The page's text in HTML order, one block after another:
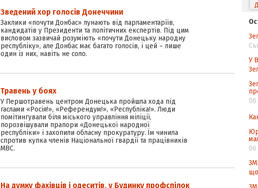
Зведений хор голосів Донеччини
Заклики «почути Донбас» лунають від парламентаріїв,
кандидатів у Президенти та політичних експертів. Під цим
висловом зазвичай розуміють «почути Донецьку народну
республіку», але Донбас має багато голосів, і цей – лише
один із них, навіть не соло.
Травень у боях
У Першотравень центром Донецька пройшла хода під
гаслами «Росія!», «Референдум!», «Республіка!». Люди
помітингували біля міського управління міліції,
порозвішували прапори «Донецької народної
республіки» і захопили обласну прокуратуру. Їм чинила
спротив купка членів Національної гвардії та працівників
МВС.
На думку фахівців і одеситів, у Будинку профспілок
У